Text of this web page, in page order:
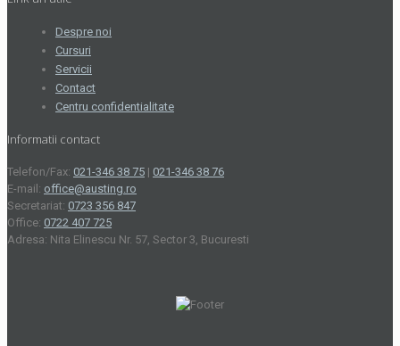
Despre noi
Cursuri
Servicii
Contact
Centru confidentialitate
Informatii contact
Telefon/Fax: 021-346 38 75 | 021-346 38 76
E-mail: office@austing.ro
Secretariat: 0723 356 847
Office: 0722 407 725
Adresa: Nita Elinescu Nr. 57, Sector 3, Bucuresti